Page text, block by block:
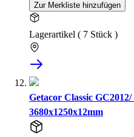
Zur Merkliste hinzufügen
Lagerartikel ( 7 Stück )
Getacor Classic
3680x1250x12mm